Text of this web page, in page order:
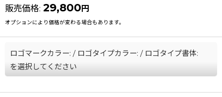
販売価格: 29,800円
オプションにより価格が変わる場合もあります。
ロゴマークカラー: / ロゴタイプカラー: / ロゴタイプ書体:
を選択してください